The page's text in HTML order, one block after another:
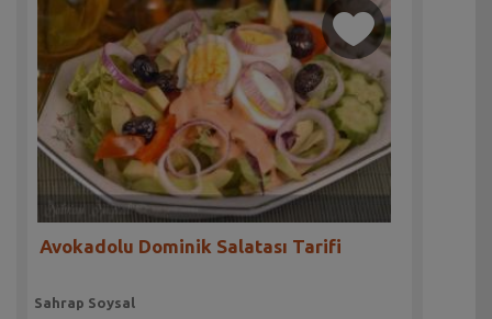
Avokadolu Dominik Salatası Tarifi
Sahrap Soysal